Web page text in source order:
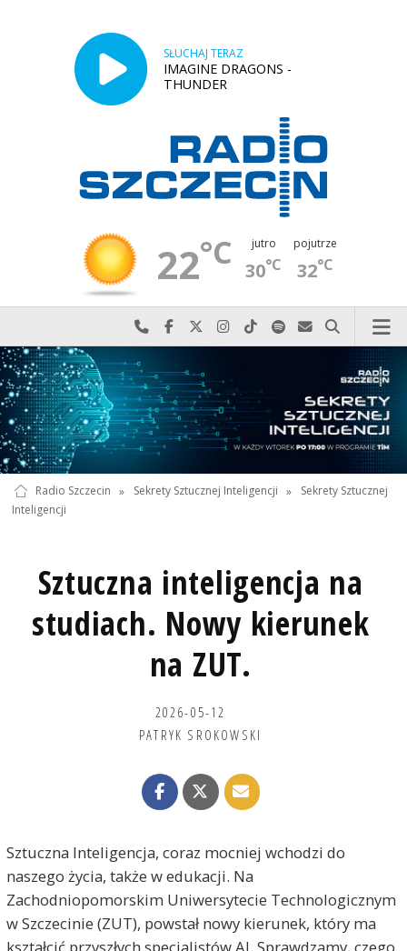
SŁUCHAJ TERAZ
IMAGINE DRAGONS -
THUNDER
22°C jutro
30°C
pojutrze
32°C
Najlepiej po prostu do nas zadzwoń
Odwiedź nas na Facebook-u
Odwiedź nas na X
Odwiedź nas na Instagram-ie
Odwiedź nas na TikTok-u
Szukaj nas na Spotify
Wyślij do nas
Szukaj
Radio Szczecin » Sekrety Sztucznej Inteligencji »
Sekrety Sztucznej
Inteligencji
Sztuczna inteligencja na
studiach. Nowy kierunek
na ZUT.
2026-05-12
PATRYK SROKOWSKI
Sztuczna Inteligencja, coraz mocniej wchodzi do
naszego życia, także w edukacji. Na
Zachodniopomorskim Uniwersytecie Technologicznym
w Szczecinie (ZUT), powstał nowy kierunek, który ma
kształcić przyszłych specjalistów AI. Sprawdzamy, czego